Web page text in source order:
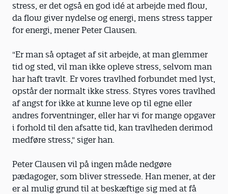
stress, er det også en god idé at arbejde med flow,
da flow giver nydelse og energi, mens stress tapper
for energi, mener Peter Clausen.
"Er man så optaget af sit arbejde, at man glemmer
tid og sted, vil man ikke opleve stress, selvom man
har haft travlt. Er vores travlhed forbundet med lyst,
opstår der normalt ikke stress. Styres vores travlhed
af angst for ikke at kunne leve op til egne eller
andres forventninger, eller har vi for mange opgaver
i forhold til den afsatte tid, kan travlheden derimod
medføre stress," siger han.
Peter Clausen vil på ingen måde nedgøre
pædagoger, som bliver stressede. Han mener, at der
er al mulig grund til at beskæftige sig med at få